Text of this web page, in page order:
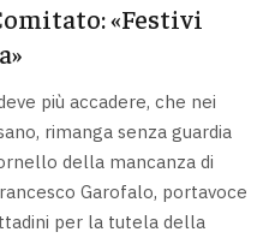
«Festivi
più accadere, che nei
rimanga senza guardia
della mancanza di
Garofalo, portavoce
per la tutela della